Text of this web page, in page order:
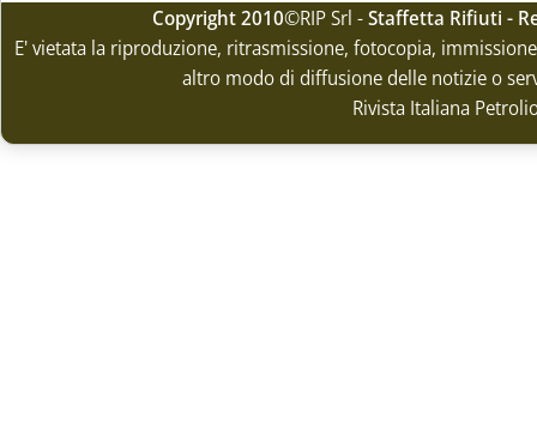
Copyright 2010©RIP Srl -Staffetta Rifiuti -
E' vietata la riproduzione, ritrasmissione, fotocopia,
altro modo di diffusione delle notizie o
Rivista Italiana